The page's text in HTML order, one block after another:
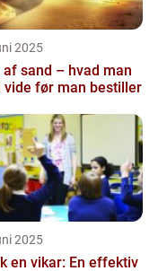
2025
af sand – hvad man
vide før man bestiller
2025
en vikar: En effektiv